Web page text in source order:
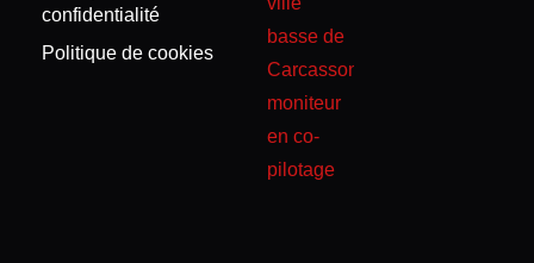
confidentialité
Politique de cookies